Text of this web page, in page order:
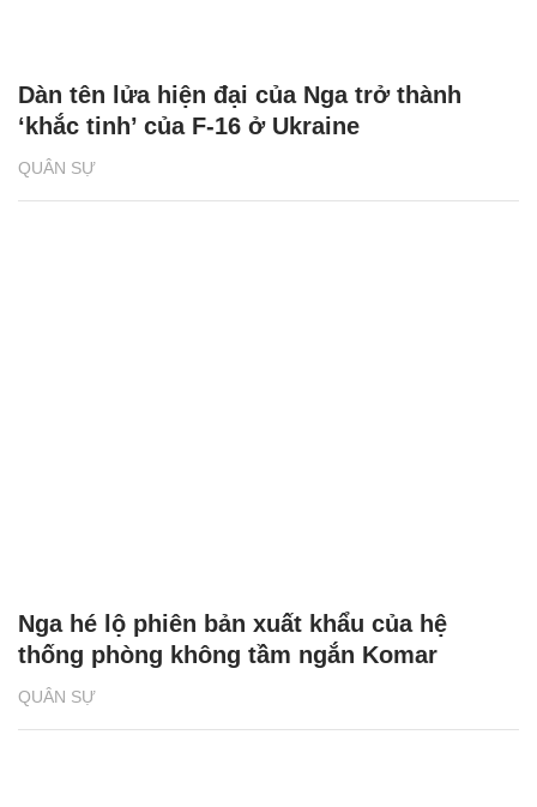
QUÂN SỰ
Dàn tên lửa hiện đại của Nga trở thành
‘khắc tinh’ của F-16 ở Ukraine
QUÂN SỰ
Nga hé lộ phiên bản xuất khẩu của hệ
thống phòng không tầm ngắn Komar